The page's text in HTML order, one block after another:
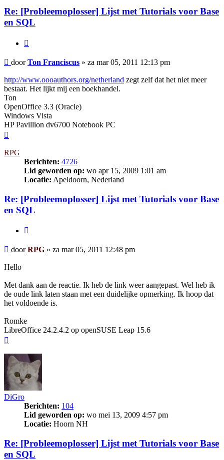
Re: [Probleemoplosser] Lijst met Tutorials voor Base
en SQL
Bericht
doorTon Franciscus » za mar 05, 2011 12:13 pm
http://www.oooauthors.org/netherland zegt zelf dat het niet meer
bestaat. Het lijkt mij een boekhandel.
Ton
OpenOffice 3.3 (Oracle)
Windows Vista
HP Pavillion dv6700 Notebook PC
RPG
Berichten: 4726
Lid geworden op: wo apr 15, 2009 1:01 am
Locatie: Apeldoorn, Nederland
Re: [Probleemoplosser] Lijst met Tutorials voor Base
en SQL
Bericht
doorRPG » za mar 05, 2011 12:48 pm
Hello
Met dank aan de reactie. Ik heb de link weer aangepast. Wel heb ik
de oude link laten staan met een duidelijke opmerking. Ik hoop dat
het voldoende is.
Romke
LibreOffice 24.2.4.2 op openSUSE Leap 15.6
DiGro
Berichten: 104
Lid geworden op: wo mei 13, 2009 4:57 pm
Locatie: Hoorn NH
Re: [Probleemoplosser] Lijst met Tutorials voor Base
en SQL